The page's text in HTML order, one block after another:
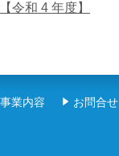
令和 4 年度】
事業内容 お問合